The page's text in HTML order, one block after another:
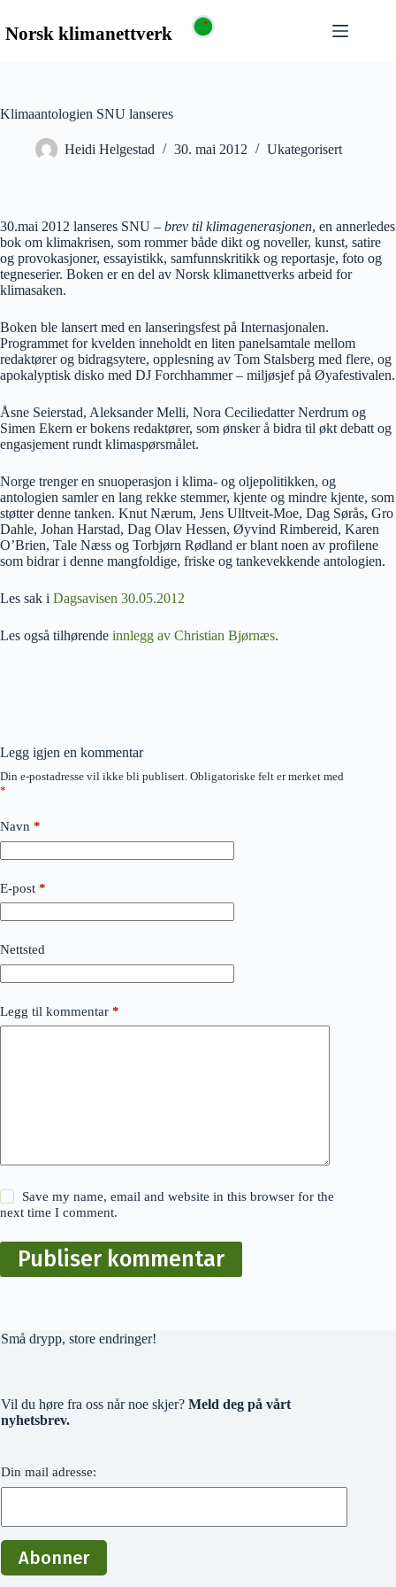
Klimaantologien SNU lanseres
Heidi Helgestad 30. mai 2012 Ukategorisert
30.mai 2012 lanseres SNU – brev til klimagenerasjonen, en annerledes
bok om klimakrisen, som rommer både dikt og noveller, kunst, satire
og provokasjoner, essayistikk, samfunnskritikk og reportasje, foto og
tegneserier. Boken er en del av Norsk klimanettverks arbeid for
klimasaken.
Boken ble lansert med en lanseringsfest på Internasjonalen.
Programmet for kvelden inneholdt en liten panelsamtale mellom
redaktører og bidragsytere, opplesning av Tom Stalsberg med flere, og
apokalyptisk disko med DJ Forchhammer – miljøsjef på Øyafestivalen.
Åsne Seierstad, Aleksander Melli, Nora Ceciliedatter Nerdrum og
Simen Ekern er bokens redaktører, som ønsker å bidra til økt debatt og
engasjement rundt klimaspørsmålet.
Norge trenger en snuoperasjon i klima- og oljepolitikken, og
antologien samler en lang rekke stemmer, kjente og mindre kjente, som
støtter denne tanken. Knut Nærum, Jens Ulltveit-Moe, Dag Sørås, Gro
Dahle, Johan Harstad, Dag Olav Hessen, Øyvind Rimbereid, Karen
O’Brien, Tale Næss og Torbjørn Rødland er blant noen av profilene
som bidrar i denne mangfoldige, friske og tankevekkende antologien.
Les sak i Dagsavisen 30.05.2012
Les også tilhørende innlegg av Christian Bjørnæs.
Legg igjen en kommentar
Din e-postadresse vil ikke bli publisert. Obligatoriske felt er merket med
*
Navn *
E-post *
Nettsted
Legg til kommentar *
Save my name, email and website in this browser for the
next time I comment.
Publiser kommentar
Små drypp, store endringer!
Vil du høre fra oss når noe skjer? Meld deg på vårt
nyhetsbrev.
Din mail adresse: